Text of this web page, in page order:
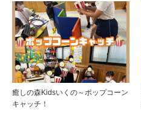
癒しの森Kidsいくの～ポップコーン
キャッチ！